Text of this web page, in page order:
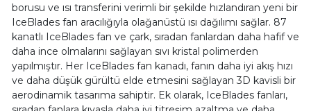
borusu ve ısı transferini verimli bir şekilde hızlandıran yeni bir
IceBlades fan aracılığıyla olağanüstü ısı dağılımı sağlar. 87
kanatlı IceBlades fan ve çark, sıradan fanlardan daha hafif ve
daha ince olmalarını sağlayan sıvı kristal polimerden
yapılmıştır. Her IceBlades fan kanadı, fanın daha iyi akış hızı
ve daha düşük gürültü elde etmesini sağlayan 3D kavisli bir
aerodinamik tasarıma sahiptir. Ek olarak, IceBlades fanları,